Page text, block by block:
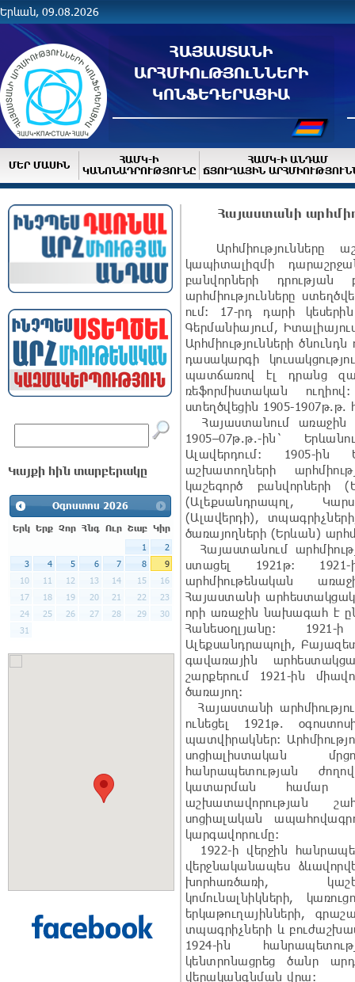
Երևան, 09.08.2026
ՀԱՅԱՍՏԱՆԻ
ԱՐՀՄԻՈւԹՅՈւՆՆԵՐԻ
ԿՈՆՖԵԴԵՐԱՑԻԱ
ՄԵՐ ՄԱՍԻՆ
ՀԱՄԿ-Ի
ԿԱՆՈՆԱԴՐՈՒԹՅՈՒՆԸ
ՀԱՄԿ-Ի ԱՆԴԱՄ
ՃՅՈՒՂԱՅԻՆ
Կայքի հին տարբերակը
Օգոստոս 2026
Երկ Երք Չոր Հնգ Ուր Շաբ Կիր
1
2
3
4 5 6 7 8
9
10
11 12 13 14 15
16
17
18 19 20 21 22
23
24
25 26 27 28 29
30
31
Հայաստանի
Արհմիությունները
կապիտալիզմի
բանվորների
արհմիությունները
ում: 17-րդ դարի
Գերմանիայում,
Արհմիությունների
դասակարգի
պատճառով էլ դրանց
ռեֆորմիստական
ստեղծվեցին 1905-
Հայաստանում առաջին
1905–07թ.թ.-ին`
Ալավերդում: 1905-
աշխատողների
կաշեգործ բանվորների
(Ալեքսանդրապոլ,
(Ալավերդի),
ծառայողների (Երևան)
Հայաստանում
ստացել 1921թ:
արհմիութենական
Հայաստանի
որի առաջին նախագահ է
Հանեսօղլյանը:
Ալեքսանդրապոլի,
գավառային
շարքերում 1921-ին
ծառայող:
Հայաստանի
ունեցել 1921թ.
պատվիրակներ:
սոցիալիստական
հանրապետության
կատարման համար
աշխատավորության
սոցիալական
կարգավորումը:
1922-ի վերջին
վերջնականապես
խորհառծառի,
կոմունալնիկների,
երկաթուղայինների,
տպագրիչների և
1924-ին
կենտրոնացրեց ծանր
վերականգնման վրա: